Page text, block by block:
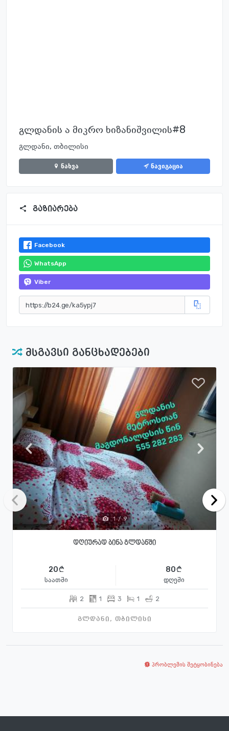
გლდანის ა მიკრო ხიზანიშვილის#8
გლდანი, თბილისი
ნახვა ნავიგაცია
გაზიარება
Facebook
WhatsApp
Viber
მსგავსი განცხადებები
1 / 9
დღიურად ბინა გლდანში
20
საათში
80
დღეში
2 1 3 1 2
გლდანი, თბილისი
პრობლემის შეტყობინება